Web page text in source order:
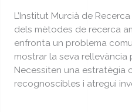
L’Institut Murcià de
dels mètodes de recerca
enfronta un problema
mostrar la seva rellevància
Necessiten una estratègia
recognoscibles i atregui